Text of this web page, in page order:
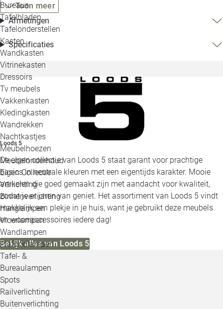
Bureaus
Tafelbladen
Tafelonderstellen
Kasten
Wandkasten
Vitrinekasten
Dressoirs
Tv meubels
Vakkenkasten
Kledingkasten
Wandrekken
Nachtkastjes
Meubelhoezen
Meubelonderhoud
Eigen Collectie
Verlichting
Binnenverlichting
Hanglampen
Vloerlampen
Wandlampen
Plafondlampen
Tafel- &
Bureaulampen
Spots
Railverlichting
Buitenverlichting
Alle
Toon meer
Afmetingen
Specificaties
Loods 5
De eigen collectie van Loods 5 staat garant voor prachtige
basics in neutrale kleuren met een eigentijds karakter. Mooie
artikelen die goed gemaakt zijn met aandacht voor kwaliteit,
zodat je er jaren van geniet. Het assortiment van Loods 5 vindt
makkelijk een plekje in je huis, want je gebruikt deze meubels
en woonaccessoires iedere dag!
Bekijk alles van Loods 5